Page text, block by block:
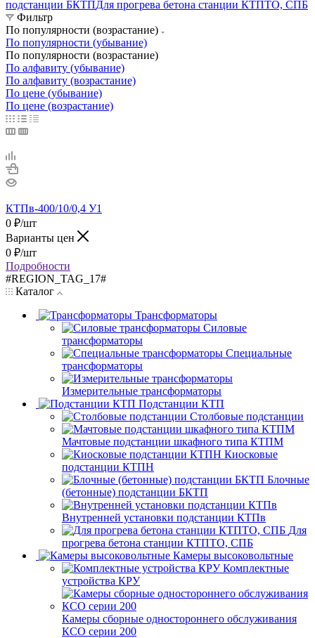
подстанции БКТПДля прогрева бетона станции КТПТО, СПБ
Фильтр
По популярности (возрастание)
По популярности (убывание)
По популярности (возрастание)
По алфавиту (убывание)
По алфавиту (возрастание)
По цене (убывание)
По цене (возрастание)
КТПв-400/10/0,4 У1
0 ₽/шт
Варианты цен
0 ₽/шт
Подробности
#REGION_TAG_17#
Каталог
Трансформаторы
Силовые
трансформаторы
Специальные
трансформаторы
Измерительные трансформаторы
Подстанции КТП
Столбовые подстанции
Мачтовые подстанции шкафного типа КТПМ
Киосковые
подстанции КТПН
Блочные
(бетонные) подстанции БКТП
Внутренней установки подстанции КТПв
Для
прогрева бетона станции КТПТО, СПБ
Камеры высоковольтные
Комплектные
устройства КРУ
Камеры сборные одностороннего обслуживания
КСО серии 200